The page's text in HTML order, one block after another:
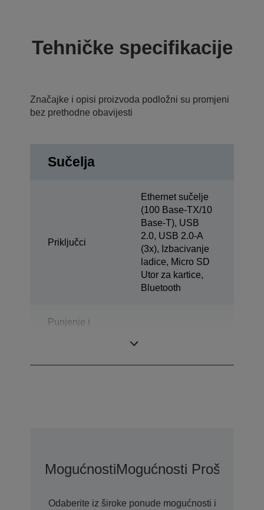
Tehničke specifikacije
Značajke i opisi proizvoda podložni su promjeni
bez prethodne obavijesti
Sučelja
Priključci
Ethernet sučelje
(100 Base-TX/10
Base-T), USB
2.0, USB 2.0-A
(3x), Izbacivanje
ladice, Micro SD
Utor za kartice,
Bluetooth
Punjenje i
MogućnostiMogućnosti
Odaberite iz široke ponude mogućnosti i